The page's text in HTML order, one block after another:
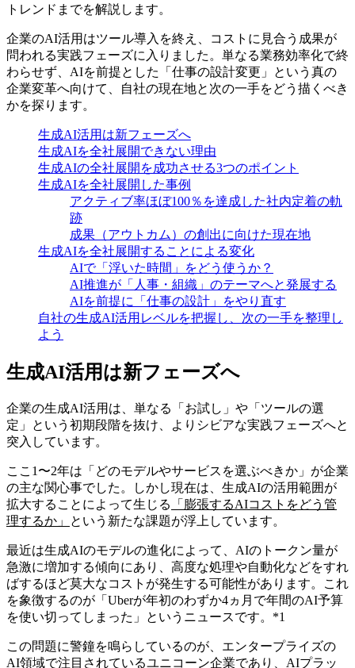
トレンドまでを解説します。
企業のAI活用はツール導入を終え、コストに見合う成果が
問われる実践フェーズに入りました。単なる業務効率化で終
わらせず、AIを前提とした「仕事の設計変更」という真の
企業変革へ向けて、自社の現在地と次の一手をどう描くべき
かを探ります。
生成AI活用は新フェーズへ
生成AIを全社展開できない理由
生成AIの全社展開を成功させる3つのポイント
生成AIを全社展開した事例
アクティブ率ほぼ100％を達成した社内定着の軌
跡
成果（アウトカム）の創出に向けた現在地
生成AIを全社展開することによる変化
AIで「浮いた時間」をどう使うか？
AI推進が「人事・組織」のテーマへと発展する
AIを前提に「仕事の設計」をやり直す
自社の生成AI活用レベルを把握し、次の一手を整理し
よう
生成AI活用は新フェーズへ
企業の生成AI活用は、単なる「お試し」や「ツールの選
定」という初期段階を抜け、よりシビアな実践フェーズへと
突入しています。
ここ1〜2年は「どのモデルやサービスを選ぶべきか」が企業
の主な関心事でした。しかし現在は、生成AIの活用範囲が
拡大することによって生じる
「膨張するAIコストをどう管
理するか」
という新たな課題が浮上しています。
最近は生成AIのモデルの進化によって、AIのトークン量が
急激に増加する傾向にあり、高度な処理や自動化などをすれ
ばするほど莫大なコストが発生する可能性があります。これ
を象徴するのが「Uberが年初のわずか4ヵ月で年間のAI予算
を使い切ってしまった」というニュースです。*1
この問題に警鐘を鳴らしているのが、エンタープライズの
AI領域で注目されているユニコーン企業であり、AIプラッ